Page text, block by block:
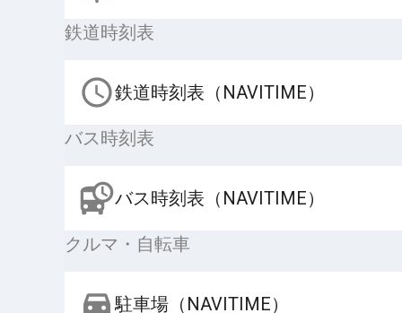
鉄道時刻表
鉄道時刻表（NAVITIME）
バス時刻表
バス時刻表（NAVITIME）
クルマ・自転車
駐車場（NAVITIME）